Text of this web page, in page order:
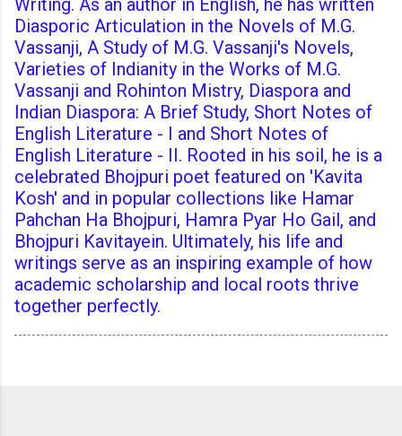
Writing. As an author in English, he has written
Diasporic Articulation in the Novels of M.G.
Vassanji, A Study of M.G. Vassanji's Novels,
Varieties of Indianity in the Works of M.G.
Vassanji and Rohinton Mistry, Diaspora and
Indian Diaspora: A Brief Study, Short Notes of
English Literature - I and Short Notes of
English Literature - II. Rooted in his soil, he is a
celebrated Bhojpuri poet featured on 'Kavita
Kosh' and in popular collections like Hamar
Pahchan Ha Bhojpuri, Hamra Pyar Ho Gail, and
Bhojpuri Kavitayein. Ultimately, his life and
writings serve as an inspiring example of how
academic scholarship and local roots thrive
together perfectly.